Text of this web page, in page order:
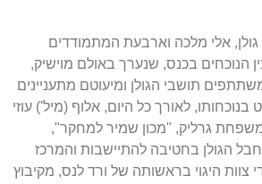
אלי מלכה וארבעת המתמודדים
הנוכחים בכנס, שנערך באולם מוישיק,
תושבי הגולן ומיעוטם מתעניינים
לאורך כל היום, אלוף (מיל') עוזי
גרליק, "מכון שמיר למחקר",
חבל הגולן בחטיבה להתיישבות והמרכז
צוות היגוי בראשותה של ורד לנס, מקיבוץ